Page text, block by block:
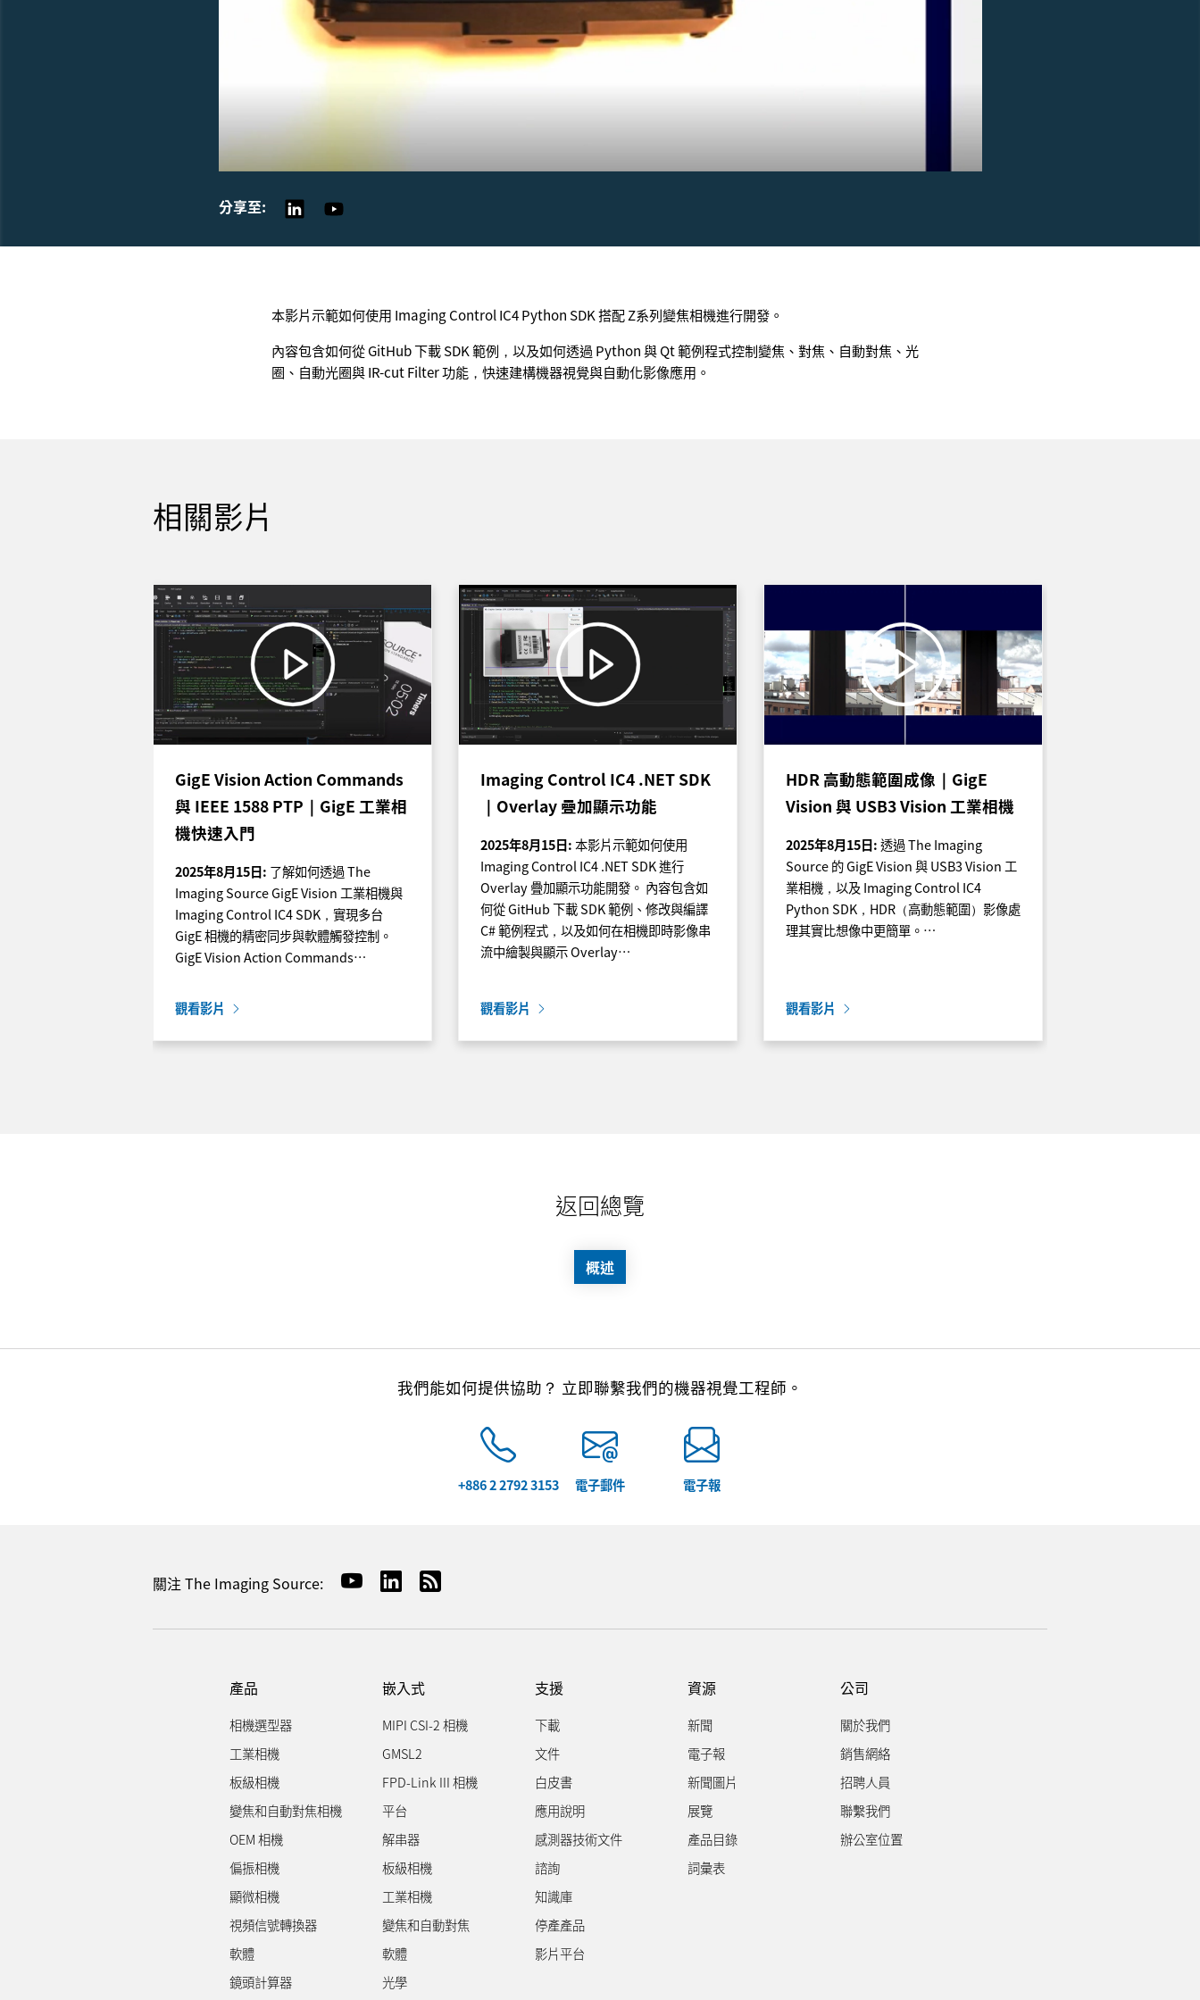
分享至:
本影片示範如何使用 Imaging Control IC4 Python SDK 搭配 Z系列變焦相機進行開發。
內容包含如何從 GitHub 下載 SDK 範例，以及如何透過 Python 與 Qt 範例程式控制變焦、對焦、自動對焦、光
圈、自動光圈與 IR-cut Filter 功能，快速建構機器視覺與自動化影像應用。
相關影片
GigE Vision Action Commands
與 IEEE 1588 PTP｜GigE 工業相
機快速入門
2025年8月15日: 了解如何透過 The
Imaging Source GigE Vision 工業相機與
Imaging Control IC4 SDK，實現多台
GigE 相機的精密同步與軟體觸發控制。
GigE Vision Action Commands…
觀看影片
Imaging Control IC4 .NET SDK
｜Overlay 疊加顯示功能
2025年8月15日:本影片示範如何使用
Imaging Control IC4 .NET SDK 進行
Overlay 疊加顯示功能開發。 內容包含如
何從 GitHub 下載 SDK 範例、修改與編譯
C# 範例程式，以及如何在相機即時影像串
流中繪製與顯示 Overlay…
觀看影片
HDR 高動態範圍成像｜GigE
Vision 與 USB3 Vision 工業相機
2025年8月15日:透過 The Imaging
Source 的 GigE Vision 與 USB3 Vision 工
業相機，以及 Imaging Control IC4
Python SDK，HDR（高動態範圍）影像處
理其實比想像中更簡單。…
觀看影片
返回總覽
概述
我們能如何提供協助？ 立即聯繫我們的機器視覺工程師。
+886 2 2792 3153 電子郵件 電子報
關注 The Imaging Source:
產品
相機選型器
工業相機
板級相機
變焦和自動對焦相機
OEM 相機
偏振相機
顯微相機
視頻信號轉換器
軟體
鏡頭計算器
嵌入式
MIPI CSI-2 相機
GMSL2
FPD-Link III 相機
平台
解串器
板級相機
工業相機
變焦和自動對焦
軟體
光學
支援
下載
文件
白皮書
應用說明
感測器技術文件
諮詢
知識庫
停產產品
影片平台
資源
新聞
電子報
新聞圖片
展覽
產品目錄
詞彙表
公司
關於我們
銷售網絡
招聘人員
聯繫我們
辦公室位置